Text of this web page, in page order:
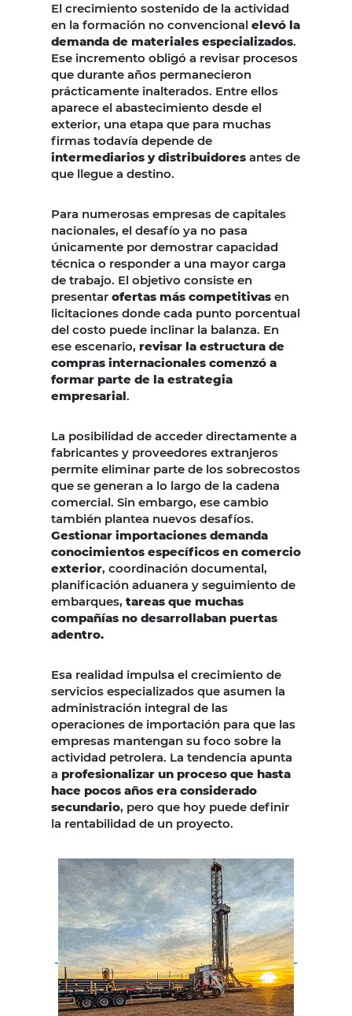
El crecimiento sostenido de la actividad
en la formación no convencional elevó la
demanda de materiales especializados.
Ese incremento obligó a revisar procesos
que durante años permanecieron
prácticamente inalterados. Entre ellos
aparece el abastecimiento desde el
exterior, una etapa que para muchas
firmas todavía depende de
intermediarios y distribuidores antes de
que llegue a destino.
Para numerosas empresas de capitales
nacionales, el desafío ya no pasa
únicamente por demostrar capacidad
técnica o responder a una mayor carga
de trabajo. El objetivo consiste en
presentar ofertas más competitivas en
licitaciones donde cada punto porcentual
del costo puede inclinar la balanza. En
ese escenario, revisar la estructura de
compras internacionales comenzó a
formar parte de la estrategia
empresarial.
La posibilidad de acceder directamente a
fabricantes y proveedores extranjeros
permite eliminar parte de los sobrecostos
que se generan a lo largo de la cadena
comercial. Sin embargo, ese cambio
también plantea nuevos desafíos.
Gestionar importaciones demanda
conocimientos específicos en comercio
exterior, coordinación documental,
planificación aduanera y seguimiento de
embarques, tareas que muchas
compañías no desarrollaban puertas
adentro.
Esa realidad impulsa el crecimiento de
servicios especializados que asumen la
administración integral de las
operaciones de importación para que las
empresas mantengan su foco sobre la
actividad petrolera. La tendencia apunta
a profesionalizar un proceso que hasta
hace pocos años era considerado
secundario, pero que hoy puede definir
la rentabilidad de un proyecto.